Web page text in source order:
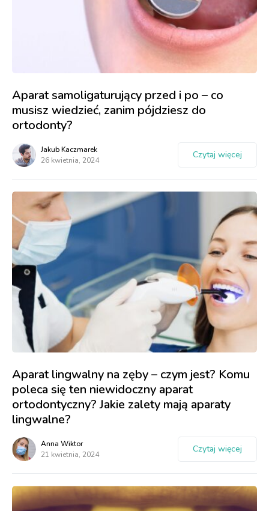
Aparat samoligaturujący przed i po – co
musisz wiedzieć, zanim pójdziesz do
ortodonty?
Jakub Kaczmarek
26 kwietnia, 2024
Czytaj więcej
Aparat lingwalny na zęby – czym jest? Komu
poleca się ten niewidoczny aparat
ortodontyczny? Jakie zalety mają aparaty
lingwalne?
Anna Wiktor
21 kwietnia, 2024
Czytaj więcej